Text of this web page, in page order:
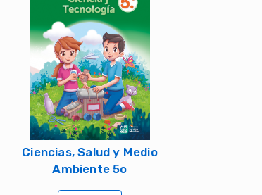
Ciencias, Salud y Medio
Ambiente 5o